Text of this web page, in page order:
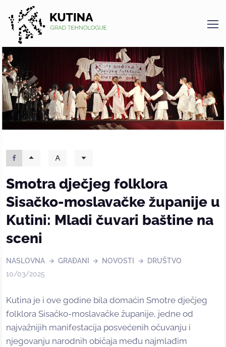
Kutina
Smotra dječjeg folklora
Sisačko-moslavačke županije u
Kutini: Mladi čuvari baštine na
sceni
NASLOVNA GRAĐANI NOVOSTI
DRUŠTVO
10/03/2025
Kutina je i ove godine bila domaćin Smotre dječjeg
folklora Sisačko-moslavačke županije, jedne od
najvažnijih manifestacija posvećenih očuvanju i
njegovanju narodnih običaja među najmlađim